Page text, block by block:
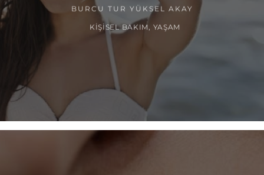
BURCU TUR YÜKSEL AKAY
KIŞISEL BAKIM YAŞAM